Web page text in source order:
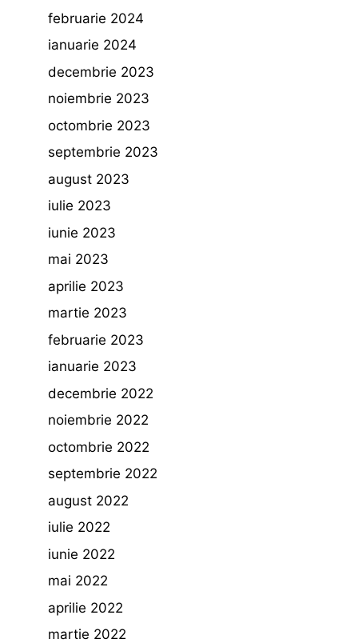
februarie 2024
ianuarie 2024
decembrie 2023
noiembrie 2023
octombrie 2023
septembrie 2023
august 2023
iulie 2023
iunie 2023
mai 2023
aprilie 2023
martie 2023
februarie 2023
ianuarie 2023
decembrie 2022
noiembrie 2022
octombrie 2022
septembrie 2022
august 2022
iulie 2022
iunie 2022
mai 2022
aprilie 2022
martie 2022